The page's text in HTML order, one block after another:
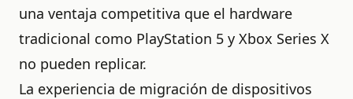
una ventaja competitiva que el hardware
tradicional como PlayStation 5 y Xbox Series X
no pueden replicar.
La experiencia de migración de dispositivos